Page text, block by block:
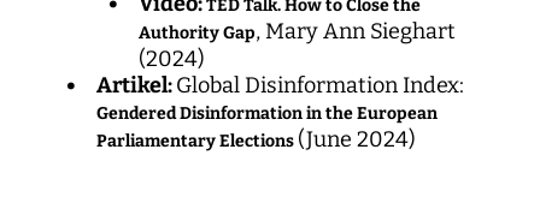
TED Talk. How to Close the
Authority Gap, Mary Ann Sieghart
(2024)
Artikel:Global Disinformation Index:
Gendered Disinformation in the European
Parliamentary Elections (June 2024)